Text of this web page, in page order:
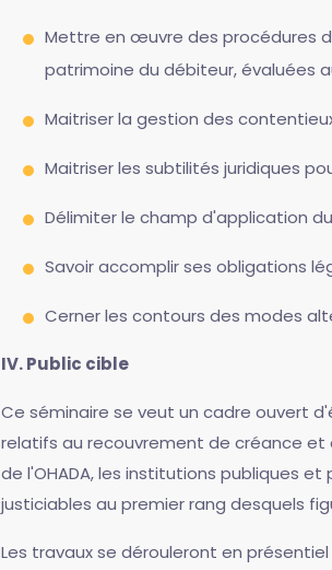
Mettre en œuvre des procédures
patrimoine du débiteur, évaluées
Maitriser la gestion des
Maitriser les subtilités juridiques
Délimiter le champ d'application
Savoir accomplir ses obligations
Cerner les contours des modes
IV. Public cible
Ce séminaire se veut un cadre ouvert
relatifs au recouvrement de créance et
de l'OHADA, les institutions publiques
justiciables au premier rang desquels
Les travaux se dérouleront en